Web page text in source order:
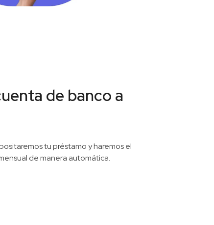
de banco a
tu préstamo y haremos el
de manera automática.